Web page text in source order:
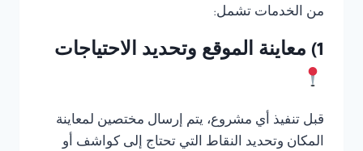
من الخدمات تشمل:
1) معاينة الموقع وتحديد الاحتياجات
قبل تنفيذ أي مشروع، يتم إرسال مختصين لمعاينة
المكان وتحديد النقاط التي تحتاج إلى كواشف أو